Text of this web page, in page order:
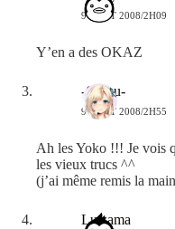
9 AOÛT 2008/2H09
Y’en a des OKAZ
-Otaku-
9 AOÛT 2008/2H55
Ah les Yoko !!! Je vois
les vieux trucs ^^
(j’ai même remis la
Lu-sama